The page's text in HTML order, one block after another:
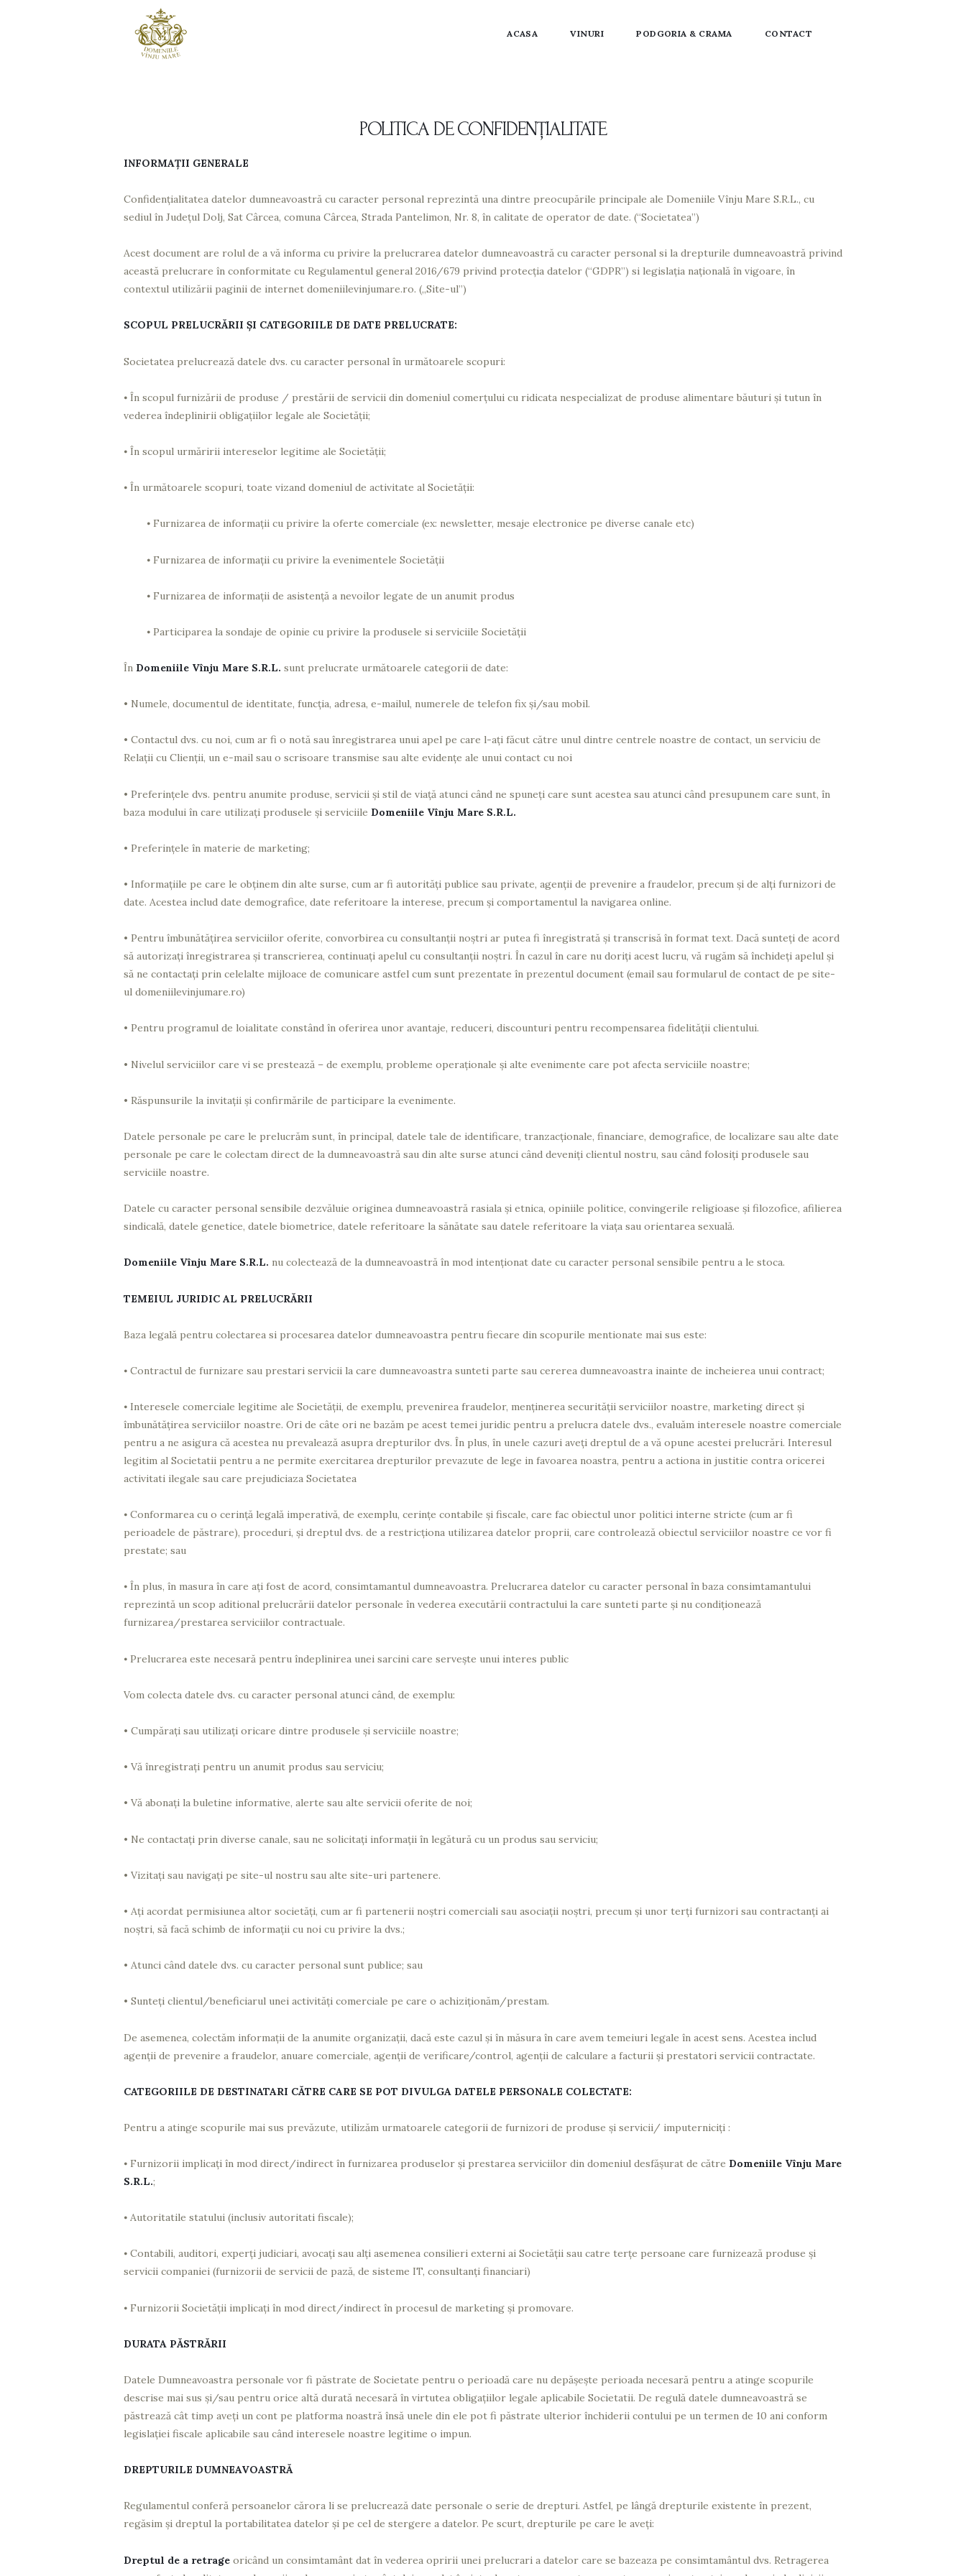
ACASA VINURI PODGORIA & CRAMA CONTACT
POLITICA DE CONFIDENȚIALITATE
INFORMAȚII GENERALE
Confidențialitatea datelor dumneavoastră cu caracter personal reprezintă una dintre preocupările principale ale Domeniile Vînju Mare S.R.L., cu
sediul în Județul Dolj, Sat Cârcea, comuna Cârcea, Strada Pantelimon, Nr. 8, în calitate de operator de date. (“Societatea”)
Acest document are rolul de a vă informa cu privire la prelucrarea datelor dumneavoastră cu caracter personal si la drepturile dumneavoastră privind
această prelucrare în conformitate cu Regulamentul general 2016/679 privind protecția datelor (“GDPR”) si legislația națională în vigoare, în
contextul utilizării paginii de internet domeniilevinjumare.ro. („Site-ul”)
SCOPUL PRELUCRĂRII ȘI CATEGORIILE DE DATE PRELUCRATE:
Societatea prelucrează datele dvs. cu caracter personal în următoarele scopuri:
⦁ În scopul furnizării de produse / prestării de servicii din domeniul comerțului cu ridicata nespecializat de produse alimentare băuturi și tutun în
vederea îndeplinirii obligațiilor legale ale Societății;
⦁ În scopul urmăririi intereselor legitime ale Societății;
⦁ În următoarele scopuri, toate vizand domeniul de activitate al Societății:
⦁ Furnizarea de informații cu privire la oferte comerciale (ex: newsletter, mesaje electronice pe diverse canale etc)
⦁ Furnizarea de informații cu privire la evenimentele Societății
⦁ Furnizarea de informații de asistență a nevoilor legate de un anumit produs
⦁ Participarea la sondaje de opinie cu privire la produsele si serviciile Societății
În Domeniile Vînju Mare S.R.L. sunt prelucrate următoarele categorii de date:
• Numele, documentul de identitate, funcţia, adresa, e-mailul, numerele de telefon fix și/sau mobil.
• Contactul dvs. cu noi, cum ar fi o notă sau înregistrarea unui apel pe care l-ați făcut către unul dintre centrele noastre de contact, un serviciu de
Relaţii cu Clienţii, un e-mail sau o scrisoare transmise sau alte evidențe ale unui contact cu noi
• Preferințele dvs. pentru anumite produse, servicii și stil de viață atunci când ne spuneți care sunt acestea sau atunci când presupunem care sunt, în
baza modului în care utilizați produsele și serviciile Domeniile Vînju Mare S.R.L.
• Preferinţele în materie de marketing;
• Informațiile pe care le obținem din alte surse, cum ar fi autorităţi publice sau private, agenții de prevenire a fraudelor, precum și de alți furnizori de
date. Acestea includ date demografice, date referitoare la interese, precum și comportamentul la navigarea online.
• Pentru îmbunătățirea serviciilor oferite, convorbirea cu consultanții noștri ar putea fi înregistrată și transcrisă în format text. Dacă sunteți de acord
să autorizați înregistrarea și transcrierea, continuați apelul cu consultanții noștri. În cazul în care nu doriți acest lucru, vă rugăm să închideți apelul și
să ne contactați prin celelalte mijloace de comunicare astfel cum sunt prezentate în prezentul document (email sau formularul de contact de pe site-
ul domeniilevinjumare.ro)
• Pentru programul de loialitate constând în oferirea unor avantaje, reduceri, discounturi pentru recompensarea fidelităţii clientului.
• Nivelul serviciilor care vi se prestează – de exemplu, probleme operaţionale și alte evenimente care pot afecta serviciile noastre;
• Răspunsurile la invitaţii şi confirmările de participare la evenimente.
Datele personale pe care le prelucrăm sunt, în principal, datele tale de identificare, tranzacţionale, financiare, demografice, de localizare sau alte date
personale pe care le colectam direct de la dumneavoastră sau din alte surse atunci când deveniţi clientul nostru, sau când folosiţi produsele sau
serviciile noastre.
Datele cu caracter personal sensibile dezvăluie originea dumneavoastră rasiala şi etnica, opiniile politice, convingerile religioase şi filozofice, afilierea
sindicală, datele genetice, datele biometrice, datele referitoare la sănătate sau datele referitoare la viaţa sau orientarea sexuală.
Domeniile Vînju Mare S.R.L. nu colectează de la dumneavoastră în mod intenţionat date cu caracter personal sensibile pentru a le stoca.
TEMEIUL JURIDIC AL PRELUCRĂRII
Baza legală pentru colectarea si procesarea datelor dumneavoastra pentru fiecare din scopurile mentionate mai sus este:
⦁ Contractul de furnizare sau prestari servicii la care dumneavoastra sunteti parte sau cererea dumneavoastra inainte de incheierea unui contract;
⦁ Interesele comerciale legitime ale Societății, de exemplu, prevenirea fraudelor, menținerea securității serviciilor noastre, marketing direct și
îmbunătățirea serviciilor noastre. Ori de câte ori ne bazăm pe acest temei juridic pentru a prelucra datele dvs., evaluăm interesele noastre comerciale
pentru a ne asigura că acestea nu prevalează asupra drepturilor dvs. În plus, în unele cazuri aveți dreptul de a vă opune acestei prelucrări. Interesul
legitim al Societatii pentru a ne permite exercitarea drepturilor prevazute de lege in favoarea noastra, pentru a actiona in justitie contra oricerei
activitati ilegale sau care prejudiciaza Societatea
⦁ Conformarea cu o cerință legală imperativă, de exemplu, cerințe contabile și fiscale, care fac obiectul unor politici interne stricte (cum ar fi
perioadele de păstrare), proceduri, și dreptul dvs. de a restricționa utilizarea datelor proprii, care controlează obiectul serviciilor noastre ce vor fi
prestate; sau
⦁ În plus, în masura în care aţi fost de acord, consimtamantul dumneavoastra. Prelucrarea datelor cu caracter personal în baza consimtamantului
reprezintă un scop aditional prelucrării datelor personale în vederea executării contractului la care sunteti parte şi nu condiţionează
furnizarea/prestarea serviciilor contractuale.
⦁ Prelucrarea este necesară pentru îndeplinirea unei sarcini care servește unui interes public
Vom colecta datele dvs. cu caracter personal atunci când, de exemplu:
• Cumpărați sau utilizați oricare dintre produsele și serviciile noastre;
• Vă înregistrați pentru un anumit produs sau serviciu;
• Vă abonați la buletine informative, alerte sau alte servicii oferite de noi;
• Ne contactați prin diverse canale, sau ne solicitați informații în legătură cu un produs sau serviciu;
• Vizitați sau navigați pe site-ul nostru sau alte site-uri partenere.
• Ați acordat permisiunea altor societăți, cum ar fi partenerii noștri comerciali sau asociații noștri, precum și unor terți furnizori sau contractanți ai
noștri, să facă schimb de informații cu noi cu privire la dvs.;
• Atunci când datele dvs. cu caracter personal sunt publice; sau
• Sunteți clientul/beneficiarul unei activități comerciale pe care o achiziționăm/prestam.
De asemenea, colectăm informații de la anumite organizații, dacă este cazul și în măsura în care avem temeiuri legale în acest sens. Acestea includ
agenții de prevenire a fraudelor, anuare comerciale, agenții de verificare/control, agenții de calculare a facturii și prestatori servicii contractate.
CATEGORIILE DE DESTINATARI CĂTRE CARE SE POT DIVULGA DATELE PERSONALE COLECTATE:
Pentru a atinge scopurile mai sus prevăzute, utilizăm urmatoarele categorii de furnizori de produse și servicii/ imputerniciți :
⦁ Furnizorii implicați în mod direct/indirect în furnizarea produselor și prestarea serviciilor din domeniul desfășurat de către Domeniile Vînju Mare
S.R.L.;
⦁ Autoritatile statului (inclusiv autoritati fiscale);
⦁ Contabili, auditori, experți judiciari, avocați sau alți asemenea consilieri externi ai Societății sau catre terțe persoane care furnizează produse și
servicii companiei (furnizorii de servicii de pază, de sisteme IT, consultanți financiari)
⦁ Furnizorii Societății implicați în mod direct/indirect în procesul de marketing și promovare.
DURATA PĂSTRĂRII
Datele Dumneavoastra personale vor fi păstrate de Societate pentru o perioadă care nu depășește perioada necesară pentru a atinge scopurile
descrise mai sus și/sau pentru orice altă durată necesară în virtutea obligațiilor legale aplicabile Societatii. De regulă datele dumneavoastră se
păstrează cât timp aveți un cont pe platforma noastră însă unele din ele pot fi păstrate ulterior închiderii contului pe un termen de 10 ani conform
legislației fiscale aplicabile sau când interesele noastre legitime o impun.
DREPTURILE DUMNEAVOASTRĂ
Regulamentul conferă persoanelor cărora li se prelucrează date personale o serie de drepturi. Astfel, pe lângă drepturile existente în prezent,
regăsim şi dreptul la portabilitatea datelor şi pe cel de stergere a datelor. Pe scurt, drepturile pe care le aveţi:
Dreptul de a retrage oricând un consimtamânt dat în vederea opririi unei prelucrari a datelor care se bazeaza pe consimtamântul dvs. Retragerea